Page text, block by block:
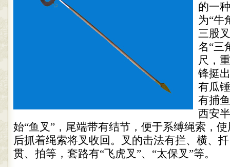
的一
为“牛
三股
名“三
尺，
锋挺出
有瓜
有捕
西安
始“鱼叉” ，尾端带有结节，便于系缚绳索，
后抓着绳索将叉收回。叉的击法有拦、横、
贯、拍等，套路有“飞虎叉”、 “太保叉”等。